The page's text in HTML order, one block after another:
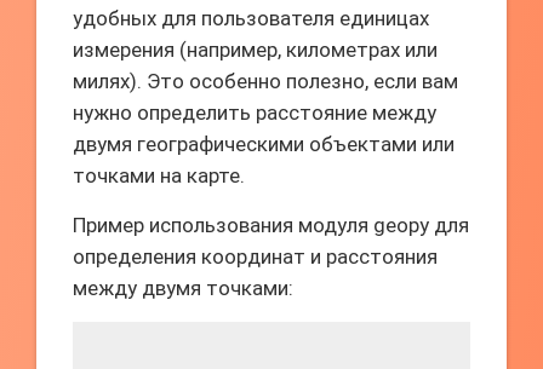
удобных для пользователя единицах
измерения (например, километрах или
милях). Это особенно полезно, если вам
нужно определить расстояние между
двумя географическими объектами или
точками на карте.
Пример использования модуля geopy для
определения координат и расстояния
между двумя точками: